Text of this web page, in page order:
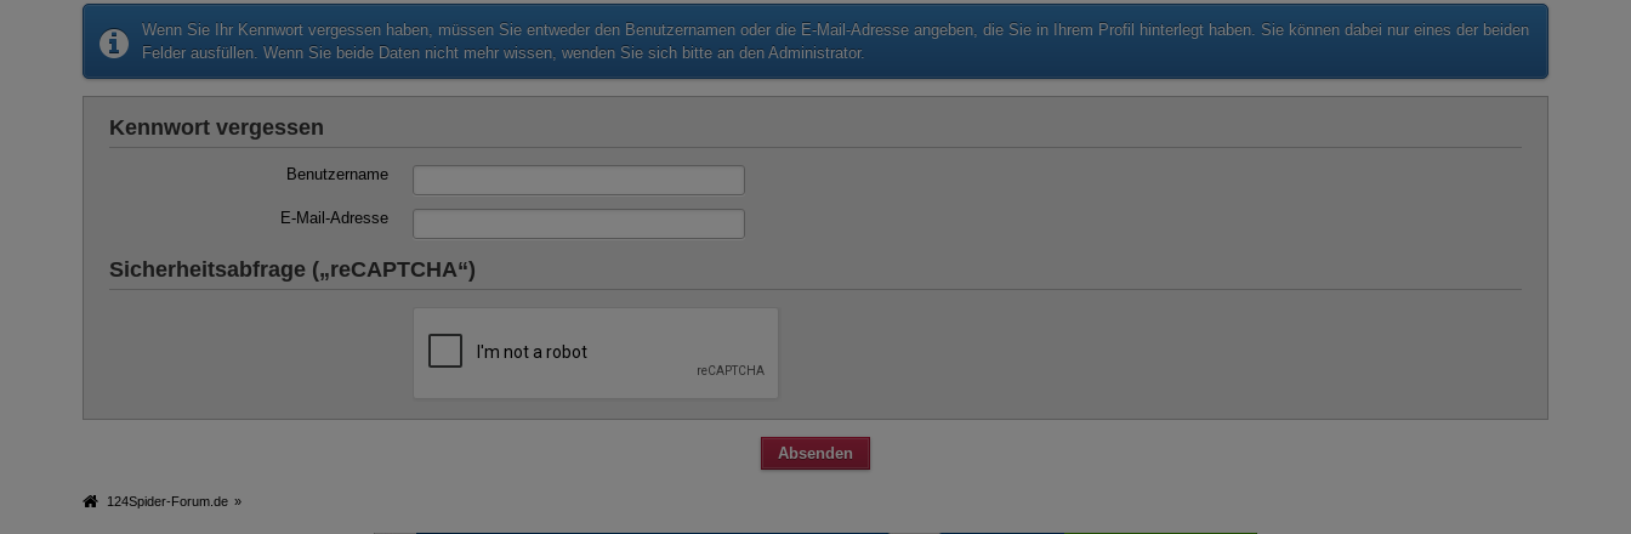
Wenn Sie Ihr Kennwort vergessen haben, müssen Sie entweder den Benutzernamen oder die E-Mail-Adresse angeben, die Sie in Ihrem Profil hinterlegt haben. Sie können dabei nur eines der beiden
Felder ausfüllen. Wenn Sie beide Daten nicht mehr wissen, wenden Sie sich bitte an den Administrator.
Kennwort vergessen
Benutzername
E-Mail-Adresse
Sicherheitsabfrage („reCAPTCHA“)
124Spider-Forum.de »